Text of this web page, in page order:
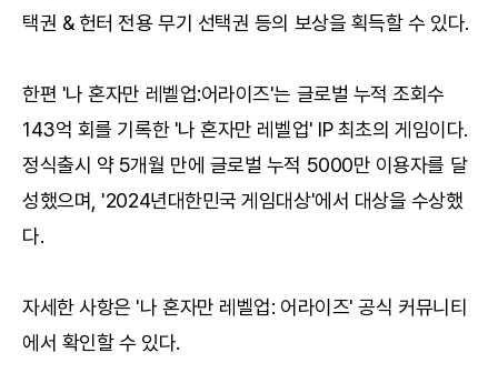
택권 & 헌터 전용 무기 선택권 등의 보상을 획득할 수 있다.
한편 '나 혼자만 레벨업:어라이즈'는 글로벌 누적 조회수
143억 회를 기록한 '나 혼자만 레벨업' IP 최초의 게임이다.
정식출시 약 5개월 만에 글로벌 누적 5000만 이용자를 달
성했으며, '2024년대한민국 게임대상'에서 대상을 수상했
다.
자세한 사항은 '나 혼자만 레벨업: 어라이즈'공식 커뮤니티
에서 확인할 수 있다.